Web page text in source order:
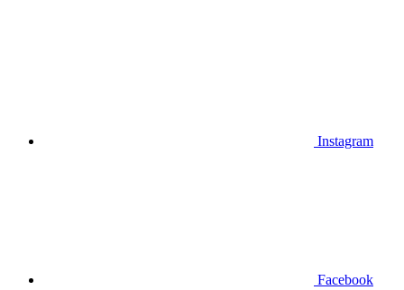
Instagram
Facebook